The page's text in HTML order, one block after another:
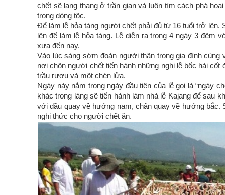
chết sẽ lang thang ở trần gian và luôn tìm cách phá
trong dòng tộc.
Để làm lễ hỏa táng người chết phải đủ từ 16 tuổi trở
lên để làm lễ hỏa táng. Lễ diễn ra trong 4 ngày 3 đêm
xưa đến nay.
Vào lúc sáng sớm đoàn người thân trong gia đình
nơi chôn người chết tiến hành những nghi lễ bốc hài
trầu rượu và một chén lửa.
Ngày này nằm trong ngày đầu tiên của lễ gọi là “ngày
khác trong làng sẽ tiến hành làm nhà lễ Kajang để sau
với đầu quay về hướng nam, chân quay về hướng bắc.
nghi thức cho người chết ăn.